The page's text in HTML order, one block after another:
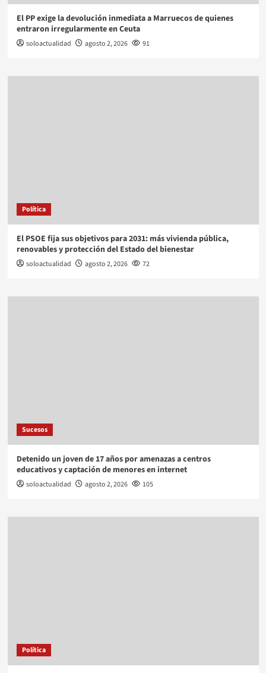
El PP exige la devolución inmediata a Marruecos de quienes
entraron irregularmente en Ceuta
soloactualidad agosto 2, 2026 91
Política
El PSOE fija sus objetivos para 2031: más vivienda pública,
renovables y protección del Estado del bienestar
soloactualidad agosto 2, 2026 72
Sucesos
Detenido un joven de 17 años por amenazas a centros
educativos y captación de menores en internet
soloactualidad agosto 2, 2026 105
Política